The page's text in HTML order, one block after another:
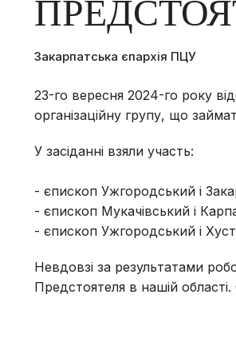
Закарпатська єпархія ПЦУ
23-го вересня 2024-го року
організаційну групу, що
У засіданні взяли участь:
- єпископ Ужгородський і
- єпископ Мукачівський і
- єпископ Ужгородський і
Невдовзі за результатами
Предстоятеля в нашій